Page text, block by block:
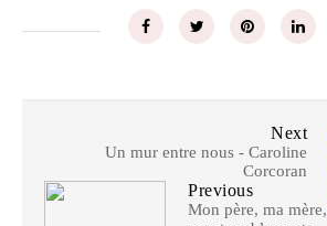
Next
Un mur entre nous - Caroline
Corcoran
Previous
Mon père, ma mère,